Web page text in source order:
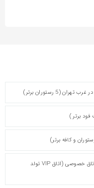
(5 رستوران برتر)
کافه‌های تهران برای تولد با اتاق خصوصی (اتاق VIP تولد